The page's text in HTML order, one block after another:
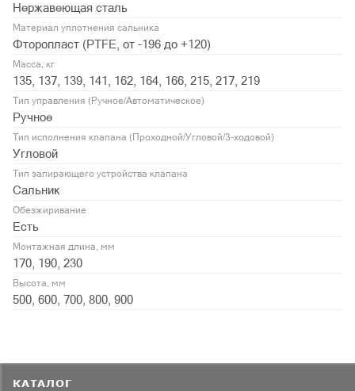
Нержавеющая сталь
Материал уплотнения сальника
Фторопласт (PTFE, от -196 до +120)
Масса, кг
135, 137, 139, 141, 162, 164, 166, 215, 217, 219
Тип управления (Ручное/Автоматическое)
Ручное
Тип исполнения клапана (Проходной/Угловой/3-ходовой)
Угловой
Тип запирающего устройства клапана
Сальник
Обезжиривание
Есть
Монтажная длина, мм
170, 190, 230
Высота, мм
500, 600, 700, 800, 900
КАТАЛОГ